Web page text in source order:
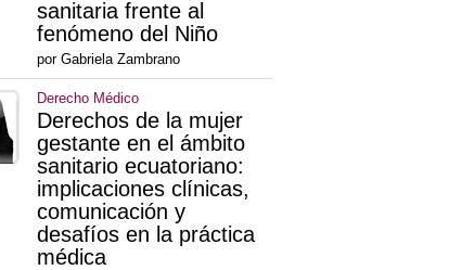
sanitaria frente al
fenómeno del Niño
por Gabriela Zambrano
Derecho Médico
Derechos de la mujer
gestante en el ámbito
sanitario ecuatoriano:
implicaciones clínicas,
comunicación y
desafíos en la práctica
médica